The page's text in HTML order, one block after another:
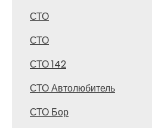
СТО
СТО
СТО 142
СТО Автолюбитель
СТО Бор